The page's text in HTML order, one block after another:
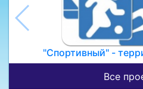
"Спортивный" -
Все